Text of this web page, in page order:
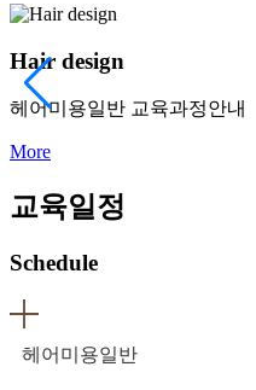
Hair design
헤어미용일반 교육과정안내
More
교육일정
Schedule
헤어미용일반